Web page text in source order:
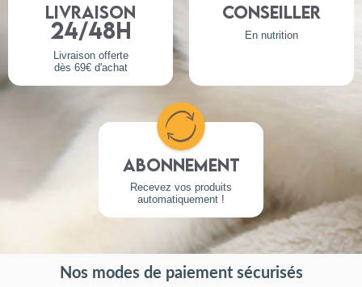
Livraison
24/48h
Livraison offerte
dès 69€ d'achat
Conseiller
En nutrition
Abonnement
Recevez vos produits
automatiquement !
Nos modes de paiement sécurisés